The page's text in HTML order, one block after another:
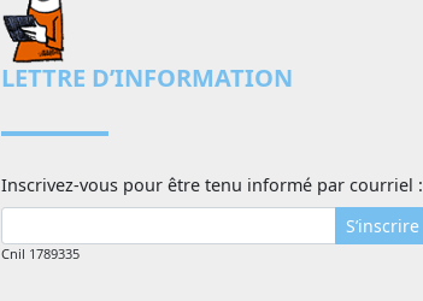
LETTRE D’INFORMATION
Inscrivez-vous pour être tenu informé par courriel :
S’inscrire
Cnil 1789335